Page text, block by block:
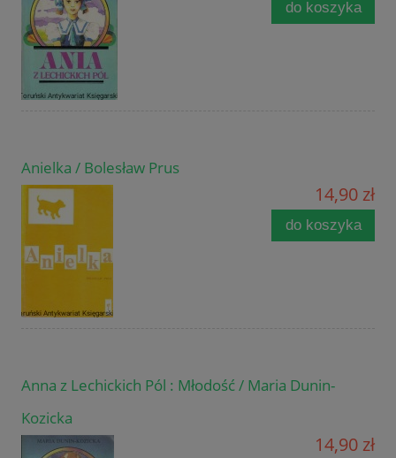
do koszyka
Anielka / Bolesław Prus
14,90 zł
do koszyka
Anna z Lechickich Pól : Młodość / Maria Dunin-
Kozicka
14,90 zł